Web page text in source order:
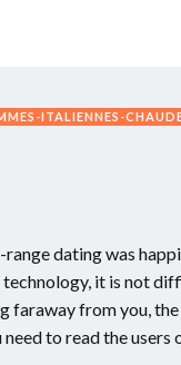
ITALIENNES-
dating was
it is not
from you,
to read the users